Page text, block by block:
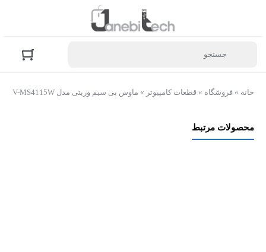
خانه » فروشگاه » قطعات کامپیوتر » ماوس بی سیم وریتی مدل V-MS4115W
محصولات مرتبط